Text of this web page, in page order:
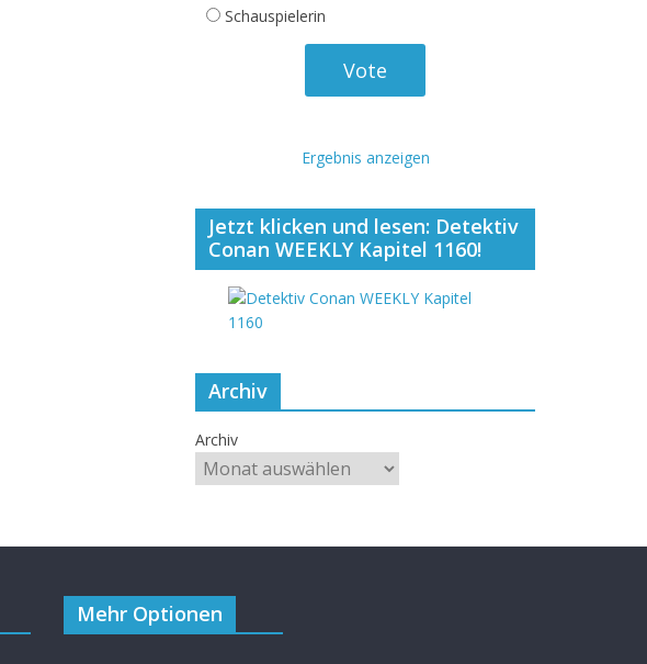
Schauspielerin
Ergebnis anzeigen
Jetzt klicken und lesen: Detektiv
Conan WEEKLY Kapitel 1160!
Archiv
Archiv
Mehr Optionen